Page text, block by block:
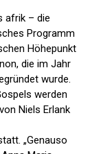
afrik – die
Programm
Höhepunkt
die im Jahr
wurde.
werden
Niels Erlank
„Genauso